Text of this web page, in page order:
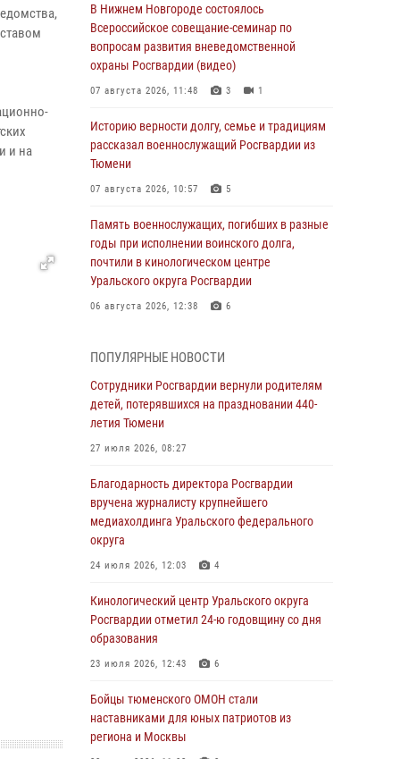
и на
В Нижнем Новгороде состоялось
Всероссийское совещание-семинар по
вопросам развития вневедомственной
охраны Росгвардии (видео)
07 августа 2026, 11:48 3 1
Историю верности долгу, семье и традициям
рассказал военнослужащий Росгвардии из
Тюмени
07 августа 2026, 10:57 5
Память военнослужащих, погибших в разные
годы при исполнении воинского долга,
почтили в кинологическом центре
Уральского округа Росгвардии
06 августа 2026, 12:38 6
знакомят детей со своей службой и
напоминают о мерах безопасности
06 августа 2026, 12:33 2
области» в рамках акции «Храним огонь
06 августа 2026, 04:41 3
Росгвардейцы в Тюменской области почтили
Яковлева
05 августа 2026, 11:03 4
В Тюмени офицер Росгвардии в радиоэфире
владения оружием
05 августа 2026, 09:56 2
Военнослужащие Росгвардии сбили дрон-
ПОПУЛЯРНЫЕ НОВОСТИ
Сотрудники Росгвардии вернули родителям
детей, потерявшихся на праздновании 440-
летия Тюмени
27 июля 2026, 08:27
Благодарность директора Росгвардии
вручена журналисту крупнейшего
медиахолдинга Уральского федерального
округа
24 июля 2026, 12:03 4
Кинологический центр Уральского округа
Росгвардии отметил 24-ю годовщину со дня
образования
23 июля 2026, 12:43 6
Бойцы тюменского ОМОН стали
наставниками для юных патриотов из
региона и Москвы